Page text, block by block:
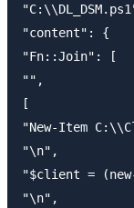
"content": {
"Fn::Join": [
"",
[
"New-Item
"\n",
"$client =
"\n",